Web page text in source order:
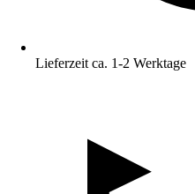
Lieferzeit ca. 1-2 Werktage